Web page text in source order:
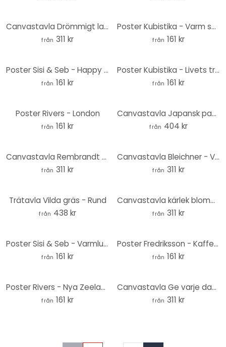
Canvastavla Drömmigt landskap med trägång - Fantasifull
från 311 kr
Poster Kubistika - Varm solnedgång
från 161 kr
Poster Sisi & Seb - Happy Giraffe
från 161 kr
Poster Kubistika - Livets träd - Guld
från 161 kr
Poster Rivers - London
från 161 kr
Canvastavla Japansk pagod med körsbärsblommor - Jaszke - Fyrkant
från 404 kr
Canvastavla Rembrandt - Nattvakten
från 311 kr
Canvastavla Bleichner - Vatikanen i Rom
från 311 kr
Trätavla Vilda gräs - Rund
från 438 kr
Canvastavla kärlek blommor
från 311 kr
Poster Sisi & Seb - Varmluftsballonger
från 161 kr
Poster Fredriksson - Kaffekoppar: Vacker natur
från 161 kr
Poster Rivers - Nya Zeeland
från 161 kr
Canvastavla Ge varje dag en chans
från 311 kr